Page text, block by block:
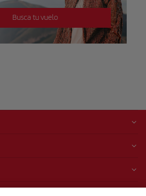
Busca tu vuelo